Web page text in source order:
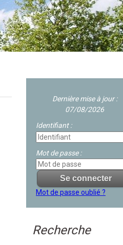
Dernière mise à jour :
07/08/2026
Identifiant :
Mot de passe :
Mot de passe oublié ?
Recherche